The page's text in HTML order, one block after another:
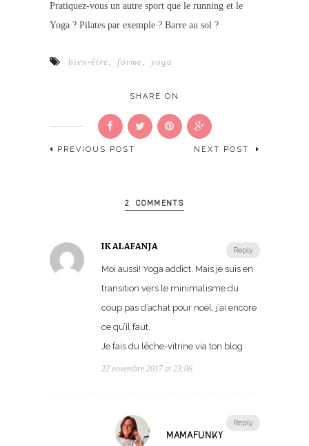
Pratiquez-vous un autre sport que le running et le
Yoga ? Pilates par exemple ? Barre au sol ?
bien-être, forme, yoga
SHARE ON
PREVIOUS POST NEXT POST
2 COMMENTS
Reply
IKALAFANJA
Moi aussi! Yoga addict. Mais je suis en
transition vers le minimalisme du
coup pas d’achat pour noël, j’ai encore
ce qu’il faut.
Je fais du lêche-vitrine via ton blog
22 novembre 2017 at 23:06
Reply
MAMAFUNKY